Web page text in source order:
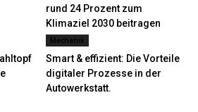
rund 24 Prozent zum
Klimaziel 2030 beitragen
Mechanik
Smart & effizient: Die Vorteile
digitaler Prozesse in der
Autowerkstatt.